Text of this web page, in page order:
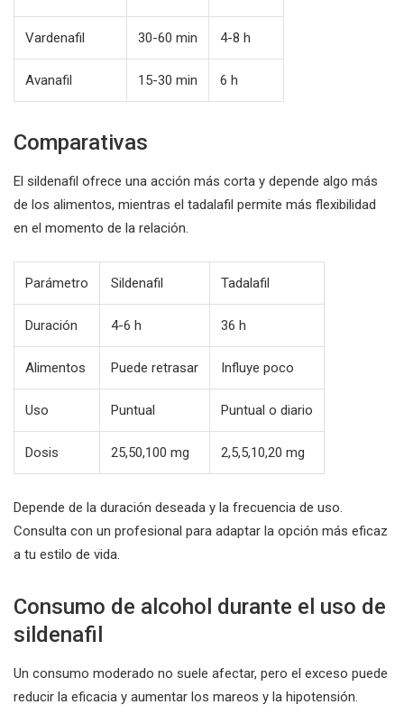
Vardenafil 30-60 min 4-8 h
Avanafil 15-30 min 6 h
Comparativas
El sildenafil ofrece una acción más corta y depende algo más
de los alimentos, mientras el tadalafil permite más flexibilidad
en el momento de la relación.
Parámetro Sildenafil Tadalafil
Duración 4-6 h 36 h
Alimentos Puede retrasar Influye poco
Uso Puntual Puntual o diario
Dosis 25,50,100 mg 2,5,5,10,20 mg
Depende de la duración deseada y la frecuencia de uso.
Consulta con un profesional para adaptar la opción más eficaz
a tu estilo de vida.
Consumo de alcohol durante el uso de
sildenafil
Un consumo moderado no suele afectar, pero el exceso puede
reducir la eficacia y aumentar los mareos y la hipotensión.